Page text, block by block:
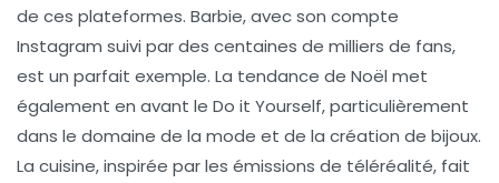
de ces plateformes. Barbie, avec son compte
Instagram suivi par des centaines de milliers de fans,
est un parfait exemple. La tendance de Noël met
également en avant le Do it Yourself, particulièrement
dans le domaine de la mode et de la création de bijoux.
La cuisine, inspirée par les émissions de téléréalité, fait